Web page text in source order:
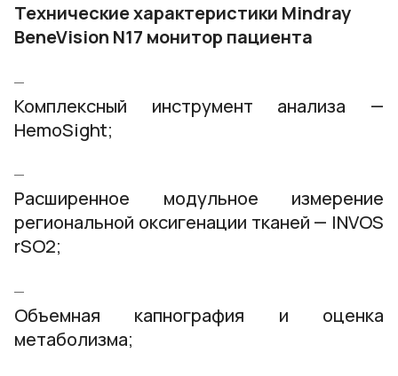
Технические характеристики Mindray
BeneVision N17 монитор пациента
Комплексный инструмент анализа —
HemoSight;
Расширенное модульное измерение
региональной оксигенации тканей — INVOS
rSO2;
Объемная капнография и оценка
метаболизма;